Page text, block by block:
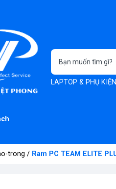
LAPTOP & PHỤ KIỆN
trong / Ram PC TEAM ELITE